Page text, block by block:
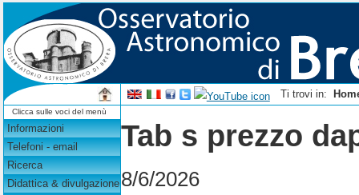
Ti trovi in:
Clicca sulle voci del menù
Informazioni
Telefoni - email
Ricerca
Didattica & divulgazione
Tab s prezzo
8/6/2026